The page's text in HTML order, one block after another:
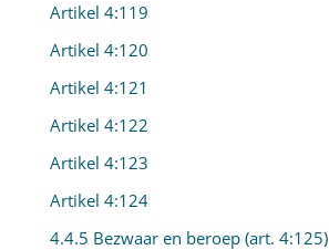
Artikel 4:119
Artikel 4:120
Artikel 4:121
Artikel 4:122
Artikel 4:123
Artikel 4:124
4.4.5 Bezwaar en beroep (art. 4:125)